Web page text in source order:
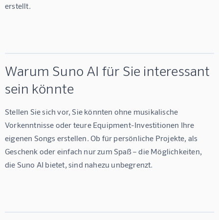
erstellt.
Warum Suno AI für Sie interessant
sein könnte
Stellen Sie sich vor, Sie könnten ohne musikalische
Vorkenntnisse oder teure Equipment-Investitionen Ihre
eigenen Songs erstellen. Ob für persönliche Projekte, als
Geschenk oder einfach nur zum Spaß – die Möglichkeiten,
die Suno AI bietet, sind nahezu unbegrenzt.